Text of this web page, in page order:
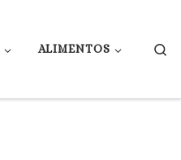
ALIMENTOS